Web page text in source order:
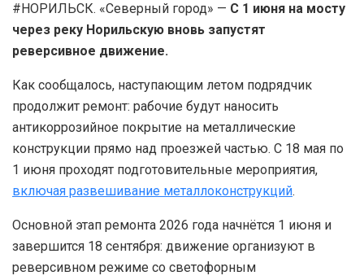
#НОРИЛЬСК. «Северный город» — С 1 июня на мосту
через реку Норильскую вновь запустят
реверсивное движение.
Как сообщалось, наступающим летом подрядчик
продолжит ремонт: рабочие будут наносить
антикоррозийное покрытие на металлические
конструкции прямо над проезжей частью. С 18 мая по
1 июня проходят подготовительные мероприятия,
включая развешивание металлоконструкций.
Основной этап ремонта 2026 года начнётся 1 июня и
завершится 18 сентября: движение организуют в
реверсивном режиме со светофорным